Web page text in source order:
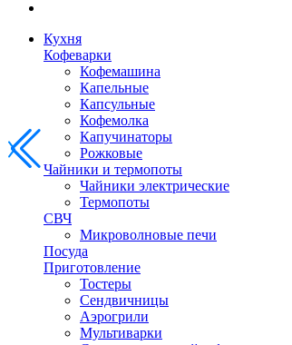
Кухня
Кофеварки
Кофемашина
Капельные
Капсульные
Кофемолка
Капучинаторы
Рожковые
Чайники и термопоты
Чайники электрические
Термопоты
СВЧ
Микроволновые печи
Посуда
Приготовление
Тостеры
Сендвичницы
Аэрогрили
Мультиварки